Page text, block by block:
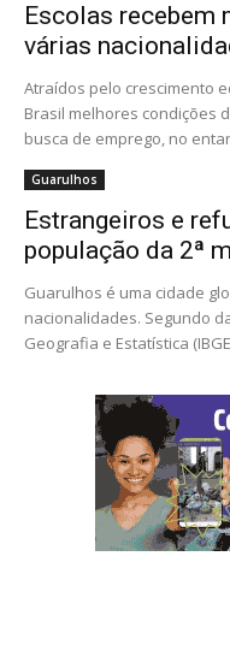
Escolas recebem
várias
Atraídos pelo crescimento
Brasil melhores condições
busca de emprego, no
Guarulhos
Estrangeiros e
população da 2ª
Guarulhos é uma cidade
nacionalidades. Segundo
Geografia e Estatística